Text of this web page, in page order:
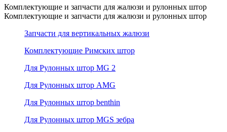
Комплектующие и запчасти для жалюзи и рулонных штор
Комплектующие и запчасти для жалюзи и рулонных штор
Запчасти для вертикальных жалюзи
Комплектующие Римских штор
Для Рулонных штор MG 2
Для Рулонных штор AMG
Для Рулонных штор benthin
Для Рулонных штор MGS зебра